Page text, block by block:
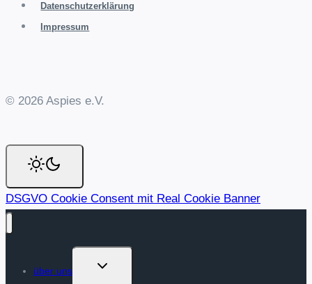
Datenschutzerklärung
Impressum
© 2026 Aspies e.V.
DSGVO Cookie Consent mit Real Cookie Banner
über uns
Untermenü